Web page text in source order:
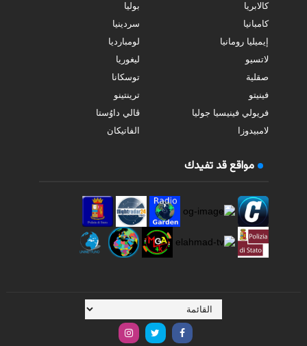
كالابريا
بوليا
كامبانيا
سردينيا
إيميليا رومانيا
لومبارديا
لاتسيو
ليغوريا
صقلية
توسكانا
فينيتو
ترينتينو
فريولي فينيسيا جوليا
ڤالي داوُستا
لامبيدوزا
الفاتيكان
مواقع قد تفيدك